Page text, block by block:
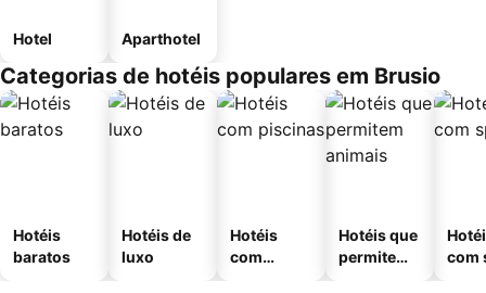
Hotel Aparthotel
Categorias de hotéis populares em Brusio
Hotéis
baratos
Hotéis de
luxo
Hotéis
com
Hotéis que
permitem
com